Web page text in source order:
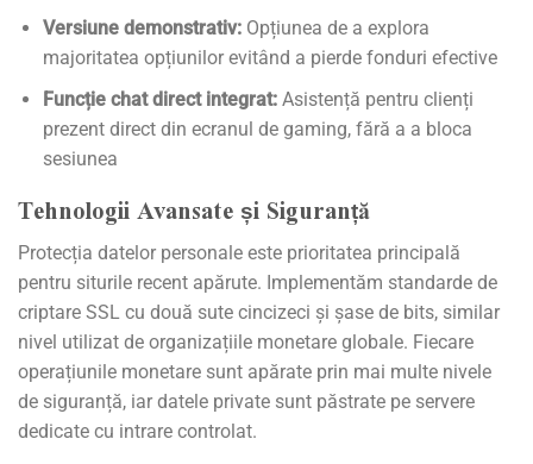
Versiune demonstrativ:Opțiunea de a explora
majoritatea opțiunilor evitând a pierde fonduri efective
Funcție chat direct integrat:Asistență pentru clienți
prezent direct din ecranul de gaming, fără a a bloca
sesiunea
Tehnologii Avansate și Siguranță
Protecția datelor personale este prioritatea principală
pentru siturile recent apărute. Implementăm standarde de
criptare SSL cu două sute cincizeci și șase de bits, similar
nivel utilizat de organizațiile monetare globale. Fiecare
operațiunile monetare sunt apărate prin mai multe nivele
de siguranță, iar datele private sunt păstrate pe servere
dedicate cu intrare controlat.